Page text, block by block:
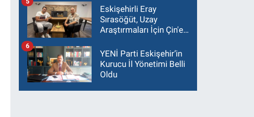
Eskişehirli Eray
Sırasöğüt, Uzay
Araştırmaları İçin Çin'e
YENİ Parti Eskişehir’in
Kurucu İl Yönetimi Belli
Oldu
6